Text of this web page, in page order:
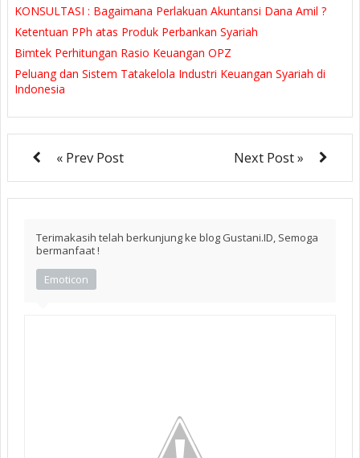
KONSULTASI : Bagaimana Perlakuan Akuntansi Dana Amil ?
Ketentuan PPh atas Produk Perbankan Syariah
Bimtek Perhitungan Rasio Keuangan OPZ
Peluang dan Sistem Tatakelola Industri Keuangan Syariah di
Indonesia
« Prev Post Next Post »
Terimakasih telah berkunjung ke blog Gustani.ID, Semoga
bermanfaat !
Emoticon